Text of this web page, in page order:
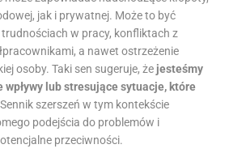
jak i prywatnej. Może to być
w pracy, konfliktach z
a nawet ostrzeżenie
osoby. Taki sen sugeruje, że jesteśmy
lub stresujące sytuacje, które
szerszeń w tym kontekście
podejścia do problemów i
przeciwności.